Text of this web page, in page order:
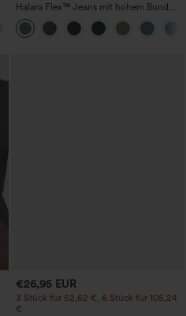
+10
Halara Flex™ Jeans mit hohem Bund
und Taschen, gewaschener, lässiger
Bootcut
€26,95 EUR
3 Stück für 52,62 €, 6 Stück für 105,24
€